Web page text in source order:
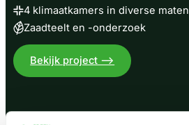
4 klimaatkamers in diverse maten
Zaadteelt en -onderzoek
Bekijk project –>
Geavanceerde
voor